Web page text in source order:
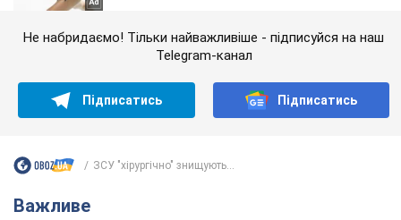
Не набридаємо! Тільки найважливіше - підписуйся на наш
Telegram-канал
Підписатись Підписатись
ЗСУ "хірургічно" знищують...
Важливе